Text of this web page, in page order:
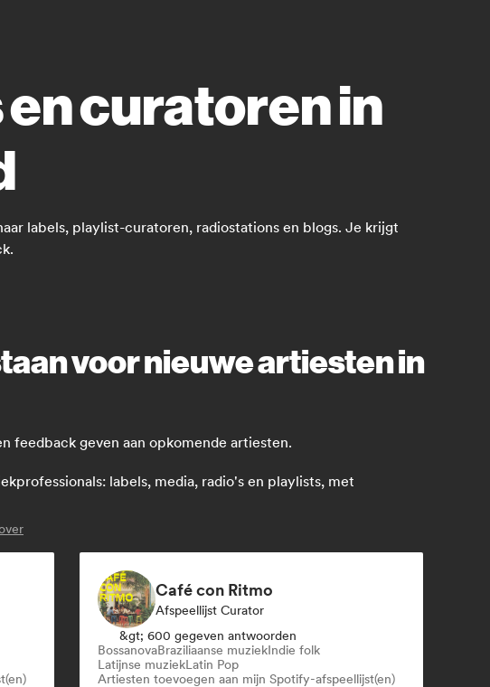
curatoren in
labels, playlist-curatoren, radiostations en blogs. Je krijgt
voor nieuwe artiesten in
feedback geven aan opkomende artiesten.
labels, media, radio's en playlists, met
Café con Ritmo
Afspeellijst Curator
&gt; 600 gegeven antwoorden
BossanovaBraziliaanse muziekIndie folk
Latijnse muziekLatin Pop
Artiesten toevoegen aan mijn Spotify-afspeellijst(en)